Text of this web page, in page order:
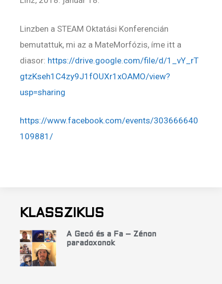
Linzben a STEAM Oktatási Konferencián
bemutattuk, mi az a MateMorfózis, íme itt a
diasor: https://drive.google.com/file/d/1_vY_rT
gtzKseh1C4zy9J1fOUXr1xOAMO/view?
usp=sharing
https://www.facebook.com/events/303666640
109881/
KLASSZIKUS
A Gecó és a Fa – Zénon
paradoxonok